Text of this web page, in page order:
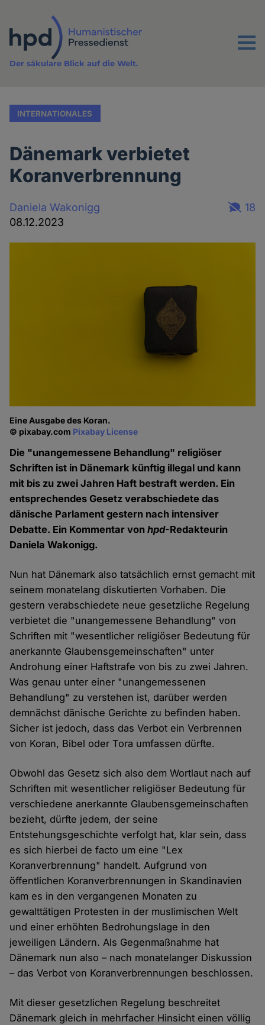
Inhalt
Menu
Der säkulare Blick auf die Welt.
INTERNATIONALES
Dänemark verbietet
Koranverbrennung
Daniela Wakonigg
08.12.2023
18
Eine Ausgabe des Koran.
© pixabay.com Pixabay License
Die "unangemessene Behandlung" religiöser
Schriften ist in Dänemark künftig illegal und kann
mit bis zu zwei Jahren Haft bestraft werden. Ein
entsprechendes Gesetz verabschiedete das
dänische Parlament gestern nach intensiver
Debatte. Ein Kommentar von hpd-Redakteurin
Daniela Wakonigg.
Nun hat Dänemark also tatsächlich ernst gemacht mit
seinem monatelang diskutierten Vorhaben. Die
gestern verabschiedete neue gesetzliche Regelung
verbietet die "unangemessene Behandlung" von
Schriften mit "wesentlicher religiöser Bedeutung für
anerkannte Glaubensgemeinschaften" unter
Androhung einer Haftstrafe von bis zu zwei Jahren.
Was genau unter einer "unangemessenen
Behandlung" zu verstehen ist, darüber werden
demnächst dänische Gerichte zu befinden haben.
Sicher ist jedoch, dass das Verbot ein Verbrennen
von Koran, Bibel oder Tora umfassen dürfte.
Obwohl das Gesetz sich also dem Wortlaut nach auf
Schriften mit wesentlicher religiöser Bedeutung für
verschiedene anerkannte Glaubensgemeinschaften
bezieht, dürfte jedem, der seine
Entstehungsgeschichte verfolgt hat, klar sein, dass
es sich hierbei de facto um eine "Lex
Koranverbrennung" handelt. Aufgrund von
öffentlichen Koranverbrennungen in Skandinavien
kam es in den vergangenen Monaten zu
gewalttätigen Protesten in der muslimischen Welt
und einer erhöhten Bedrohungslage in den
jeweiligen Ländern. Als Gegenmaßnahme hat
Dänemark nun also – nach monatelanger Diskussion
– das Verbot von Koranverbrennungen beschlossen.
Mit dieser gesetzlichen Regelung beschreitet
Dänemark gleich in mehrfacher Hinsicht einen völlig